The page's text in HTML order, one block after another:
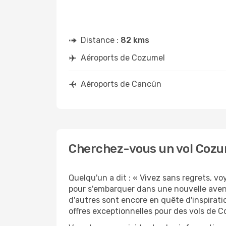
Distance : 82 kms
Aéroports de Cozumel
Aéroports de Cancún
Cherchez-vous un vol
Quelqu'un a dit : « Vivez sans regrets,
pour s'embarquer dans une nouvelle
d'autres sont encore en quête
offres exceptionnelles pour des vols de